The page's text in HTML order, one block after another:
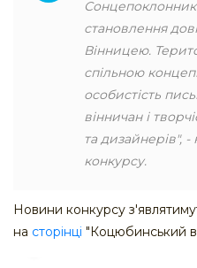
становлення
Вінницею.
спільною
особистість
вінничан і
та дизайнерів",
конкурсу.
Новини конкурсу
на сторінці "Коцюбинський